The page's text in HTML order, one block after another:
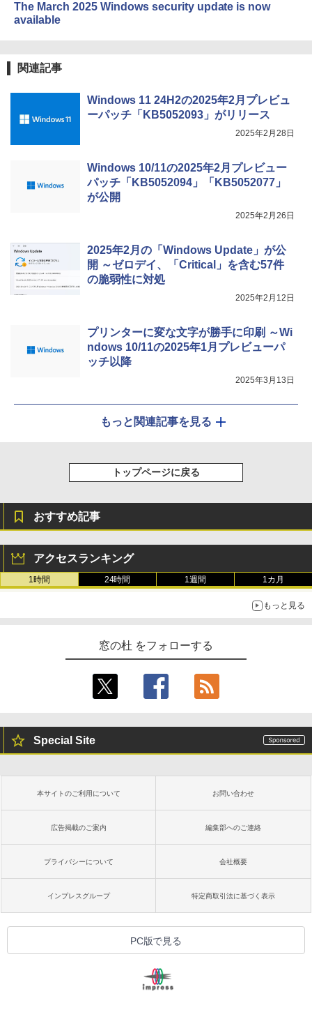
The March 2025 Windows security update is now
available
関連記事
Windows 11 24H2の2025年2月プレビュ
ーパッチ「KB5052093」がリリース
2025年2月28日
Windows 10/11の2025年2月プレビュー
パッチ「KB5052094」「KB5052077」
が公開
2025年2月26日
2025年2月の「Windows Update」が公
開 ～ゼロデイ、「Critical」を含む57件
の脆弱性に対処
2025年2月12日
プリンターに変な文字が勝手に印刷 ～Wi
ndows 10/11の2025年1月プレビューパ
ッチ以降
2025年3月13日
もっと関連記事を見る
トップページに戻る
おすすめ記事
アクセスランキング
1時間 24時間 1週間 1カ月
もっと見る
窓の杜 をフォローする
Special Site
本サイトのご利用について お問い合わせ
広告掲載のご案内 編集部へのご連絡
プライバシーについて 会社概要
インプレスグループ 特定商取引法に基づく表示
PC版で見る